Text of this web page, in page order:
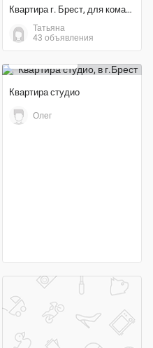
Квартира г. Брест, для командировки посуточно сдается
Татьяна
43 объявления
Квартира студио
Олег